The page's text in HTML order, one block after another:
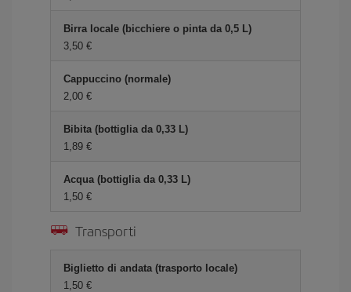
Birra locale (bicchiere o pinta da 0,5 L)
3,50 €
Cappuccino (normale)
2,00 €
Bibita (bottiglia da 0,33 L)
1,89 €
Acqua (bottiglia da 0,33 L)
1,50 €
Transporti
Biglietto di andata (trasporto locale)
1,50 €